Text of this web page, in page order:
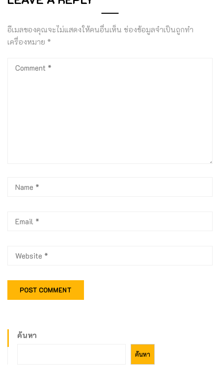
อีเมลของคุณจะไม่แสดงให้คนอื่นเห็น ช่องข้อมูลจำเป็นถูกทำ
เครื่องหมาย *
ค้นหา
ค้นหา